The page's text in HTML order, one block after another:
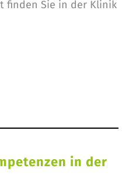
finden Sie in der Klinik
in der